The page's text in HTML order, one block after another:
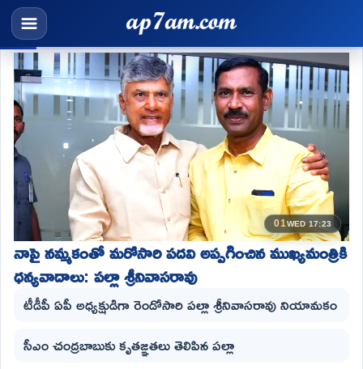
01WED 17:23
నాపై నమ్మకంతో మరోసారి పదవి అప్పగించిన ముఖ్యమంత్రికి
ధన్యవాదాలు: పల్లా శ్రీనివాసరావు
టీడీపీ ఏపీ అధ్యక్షుడిగా రెండోసారి పల్లా శ్రీనివాసరావు నియామకం
సీఎం చంద్రబాబుకు కృతజ్ఞతలు తెలిపిన పల్లా